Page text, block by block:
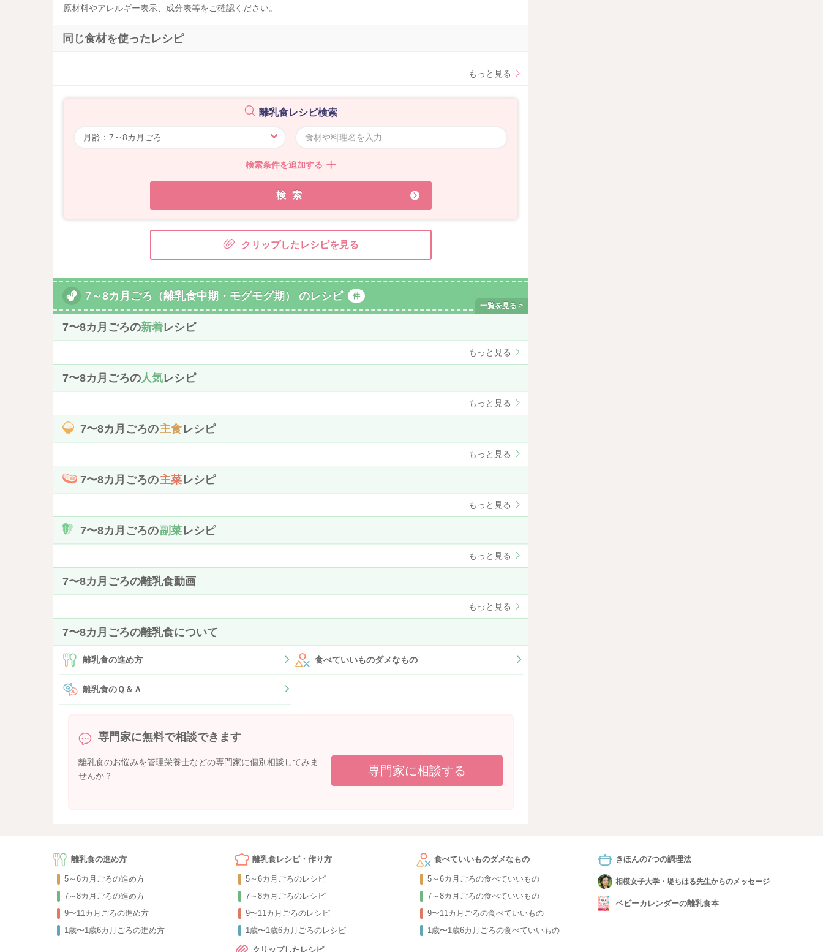
原材料やアレルギー表示、成分表等をご確認ください。
同じ食材を使ったレシピ
もっと見る
離乳食レシピ検索
検索条件を追加する
検索
クリップしたレシピを見る
7～8カ月ごろ（離乳食中期・モグモグ期） のレシピ 件
7〜8カ月ごろの新着レシピ
もっと見る
7〜8カ月ごろの人気レシピ
もっと見る
7〜8カ月ごろの主食レシピ
もっと見る
7〜8カ月ごろの主菜レシピ
もっと見る
7〜8カ月ごろの副菜レシピ
もっと見る
7〜8カ月ごろの離乳食動画
もっと見る
7〜8カ月ごろの離乳食について
離乳食の進め方 食べていいものダメなもの
離乳食のＱ＆Ａ
専門家に無料で相談できます
離乳食のお悩みを管理栄養士などの専門家に個別相談してみま
せんか？
専門家に相談する
離乳食の進め方
5～6カ月ごろの進め方
7～8カ月ごろの進め方
9〜11カ月ごろの進め方
1歳〜1歳6カ月ごろの進め方
離乳食レシピ・作り方
5～6カ月ごろのレシピ
7～8カ月ごろのレシピ
9〜11カ月ごろのレシピ
1歳〜1歳6カ月ごろのレシピ
クリップしたレシピ
食べていいものダメなもの
5～6カ月ごろの食べていいもの
7～8カ月ごろの食べていいもの
9〜11カ月ごろの食べていいもの
1歳〜1歳6カ月ごろの食べていいもの
きほんの7つの調理法
相模女子大学・堤ちはる先生からのメッセージ
ベビーカレンダーの離乳食本